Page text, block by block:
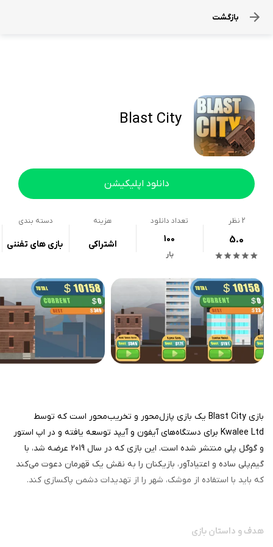
بازگشت
Blast City
دانلود اپلیکیشن
2 نظر
5.0
تعداد دانلود
100
بار
هزینه
اشتراکی
دسته بندی
بازی های تفننی
بازی Blast City یک بازی پازل‌محور و تخریب‌محور است که توسط
Kwalee Ltd برای دستگاه‌های آيفون و آیپد توسعه یافته و در اپ استور
و گوگل پلی منتشر شده است. این بازی که در سال 2019 عرضه شد، با
گیم‌پلی ساده و اعتیادآور، بازیکنان را به نقش یک قهرمان دعوت می‌کند
که باید با استفاده از موشک، شهر را از تهدیدات دشمن پاکسازی کند.
هدف و داستان بازی